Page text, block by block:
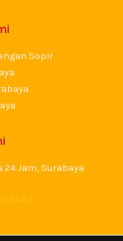
Sopir
24 Jam, Surabaya